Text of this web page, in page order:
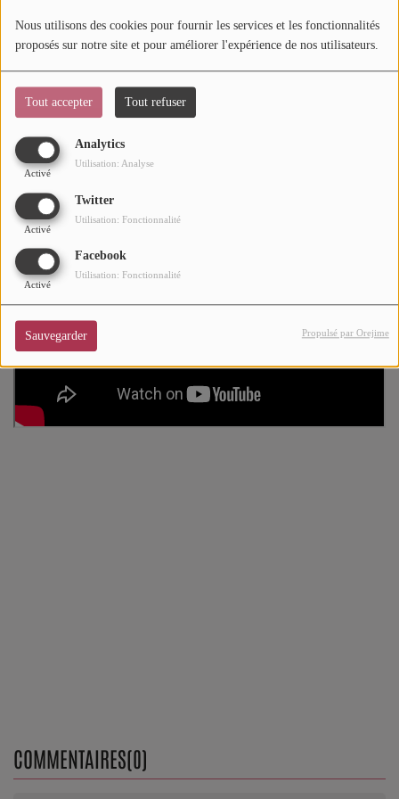
Nous utilisons des cookies pour fournir les services et les fonctionnalités
proposés sur notre site et pour améliorer l'expérience de nos utilisateurs.
Tout accepter Tout refuser
Analytics
Activé
Utilisation: Analyse
Twitter
Activé
Utilisation: Fonctionnalité
Facebook
Activé
Utilisation: Fonctionnalité
Sauvegarder Propulsé par Orejime
Mode
Cinéma
Buzz
Dossiers
AGENDA
Concerts
Festivals
CONCOURS
CHARTS
Top Soul Addict
L'équipe Soul Addict
ACHETER DES TICKETS SUR SOUL ADDICT.COM
Si ses performances sur internet sont très suivies, Ridsa est
aussi très attendu en concert ! Sur scène il s'avère être un
artiste proche de son public, à l'aise, plein d'humour dans
ses intermèdes.
COMMENTAIRES(0)